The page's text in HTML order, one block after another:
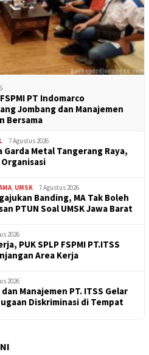
PT Indomarco
Jombang dan Manajemen
Bersama
7 Agustus 2026
Garda Metal Tangerang Raya,
, UMSK 7 Agustus 2026
Banding, MA Tak Boleh
PTUN Soal UMSK Jawa Barat
2026
PUK SPLP FSPMI PT.ITSS
Area Kerja
2026
dan Manajemen PT. ITSS Gelar
Diskriminasi di Tempat